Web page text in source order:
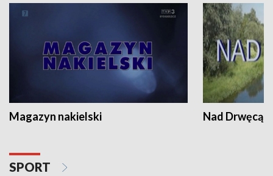
Magazyn nakielski Nad Drwęcą
SPORT